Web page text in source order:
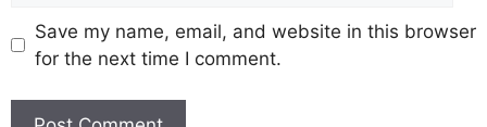
Save my name, email, and website in this browser
for the next time I comment.